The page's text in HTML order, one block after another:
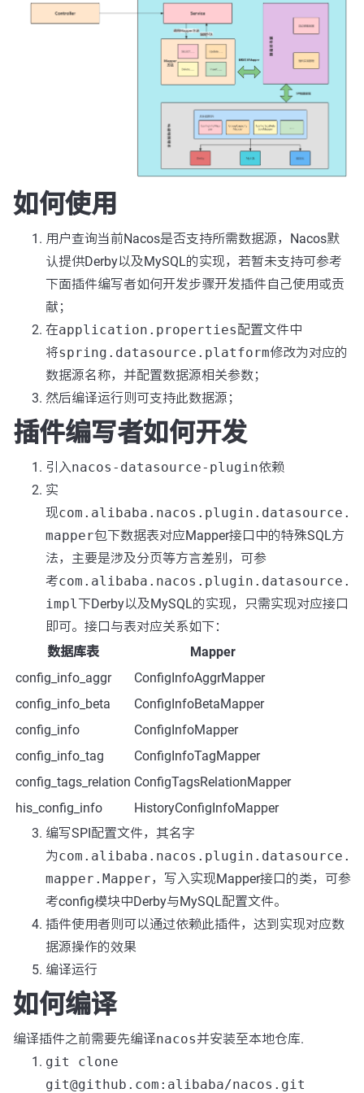
如何使用
用户查询当前Nacos是否支持所需数据源，Nacos默
认提供Derby以及MySQL的实现，若暂未支持可参考
下面插件编写者如何开发步骤开发插件自己使用或贡
献；
在application.properties配置文件中
将spring.datasource.platform修改为对应的
数据源名称，并配置数据源相关参数；
然后编译运行则可支持此数据源；
插件编写者如何开发
引入nacos-datasource-plugin依赖
实
现com.alibaba.nacos.plugin.datasource.
mapper包下数据表对应Mapper接口中的特殊SQL方
法，主要是涉及分页等方言差别，可参
考com.alibaba.nacos.plugin.datasource.
impl 下Derby以及MySQL的实现，只需实现对应接口
即可。接口与表对应关系如下：
数据库表
Mapper
config_info_aggr
ConfigInfoAggrMapper
config_info_beta
ConfigInfoBetaMapper
config_info
ConfigInfoMapper
config_info_tag
ConfigInfoTagMapper
config_tags_relation ConfigTagsRelationMapper
his_config_info
HistoryConfigInfoMapper
编写SPI配置文件，其名字
为com.alibaba.nacos.plugin.datasource.
mapper.Mapper，写入实现Mapper接口的类，可参
考config模块中Derby与MySQL配置文件。
插件使用者则可以通过依赖此插件，达到实现对应数
据源操作的效果
编译运行
如何编译
编译插件之前需要先编译nacos并安装至本地仓库.
git clone
git@github.com:alibaba/nacos.git